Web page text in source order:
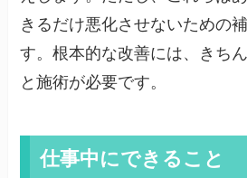
きるだけ悪化させないための
す。根本的な改善には、きち
と施術が必要です。
仕事中にできること